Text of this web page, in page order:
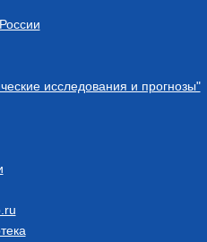
исследования и прогнозы"